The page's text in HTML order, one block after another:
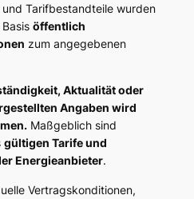
Tarifbestandteile wurden
öffentlich
zum angegebenen
Aktualität oder
Angaben wird
Maßgeblich sind
gültigen Tarife und
Energieanbieter.
Vertragskonditionen,